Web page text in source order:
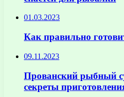
01.03.2023
Как правильно
09.11.2023
Прованский рыбный
секреты